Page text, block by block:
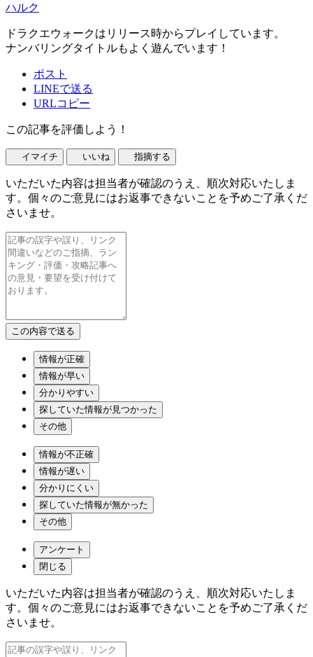
ハルク
ドラクエウォークはリリース時からプレイしています。
ナンバリングタイトルもよく遊んでいます！
ポスト
LINEで送る
URLコピー
この記事を評価しよう！
イマイチ いいね 指摘する
いただいた内容は担当者が確認のうえ、順次対応いたしま
す。個々のご意見にはお返事できないことを予めご了承くだ
さいませ。
情報が正確
情報が早い
分かりやすい
探していた情報が見つかった
その他
情報が不正確
情報が遅い
分かりにくい
探していた情報が無かった
その他
アンケート
閉じる
いただいた内容は担当者が確認のうえ、順次対応いたしま
す。個々のご意見にはお返事できないことを予めご了承くだ
さいませ。